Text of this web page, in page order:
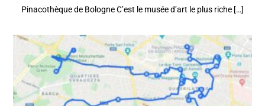
Pinacothèque de Bologne C’est le musée d’art le plus riche […]